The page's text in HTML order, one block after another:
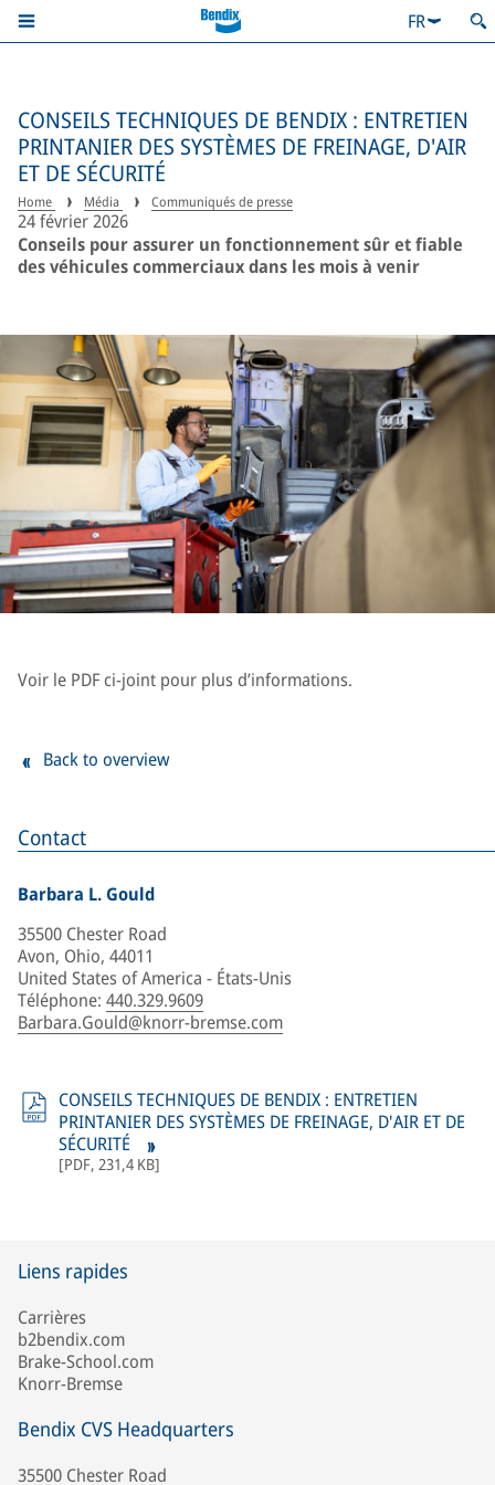
FR
CONSEILS TECHNIQUES DE BENDIX : ENTRETIEN
PRINTANIER DES SYSTÈMES DE FREINAGE, D'AIR
ET DE SÉCURITÉ
Home Média Communiqués de presse
24 février 2026
Conseils pour assurer un fonctionnement sûr et fiable
des véhicules commerciaux dans les mois à venir
Contact
Barbara L. Gould
35500 Chester Road
Avon, Ohio, 44011
United States of America - États-Unis
Téléphone: 440.329.9609
Barbara.Gould@knorr-bremse.com
Voir le PDF ci-joint pour plus d’informations.
CONSEILS TECHNIQUES DE BENDIX : ENTRETIEN
PRINTANIER DES SYSTÈMES DE FREINAGE, D'AIR ET DE
SÉCURITÉ
[PDF, 231,4 KB]
Back to overview
Liens rapides
Carrières
b2bendix.com
Brake-School.com
Knorr-Bremse
Bendix CVS Headquarters
35500 Chester Road